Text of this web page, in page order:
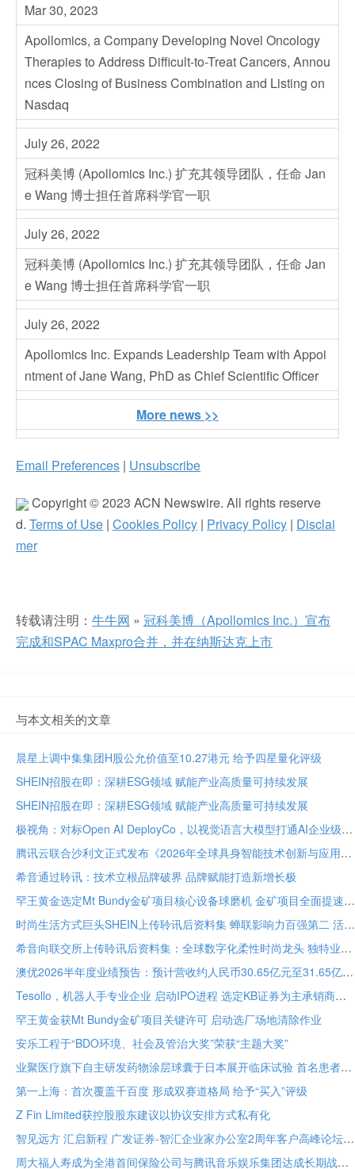
Mar 30, 2023
Apollomics, a Company Developing Novel Oncology
Therapies to Address Difficult-to-Treat Cancers, Annou
nces Closing of Business Combination and Listing on
Nasdaq
July 26, 2022
冠科美博 (Apollomics Inc.) 扩充其领导团队，任命 Jan
e Wang 博士担任首席科学官一职
July 26, 2022
冠科美博 (Apollomics Inc.) 扩充其领导团队，任命 Jan
e Wang 博士担任首席科学官一职
July 26, 2022
Apollomics Inc. Expands Leadership Team with Appoi
ntment of Jane Wang, PhD as Chief Scientific Officer
More news >>
Email Preferences | Unsubscribe
Copyright © 2023 ACN Newswire. All rights reserve
d. Terms of Use | Cookies Policy | Privacy Policy | Disclai
mer
转载请注明： 牛牛网 » 冠科美博（Apollomics Inc.）宣布
完成和SPAC Maxpro合并，并在纳斯达克上市
与本文相关的文章
晨星上调中集集团H股公允价值至10.27港元 给予四星量化评级
SHEIN招股在即：深耕ESG领域 赋能产业高质量可持续发展
SHEIN招股在即：深耕ESG领域 赋能产业高质量可持续发展
极视角：对标Open AI DeployCo，以视觉语言大模型打通AI企业级落地“最后一公里”
腾讯云联合沙利文正式发布《2026年全球具身智能技术创新与应用白皮书》
希音通过聆讯：技术立根品牌破界 品牌赋能打造新增长极
罕王黄金选定Mt Bundy金矿项目核心设备球磨机 金矿项目全面提速
时尚生活方式巨头SHEIN上传聆讯后资料集 蝉联影响力百强第二 活跃顾客达2.73亿
希音向联交所上传聆讯后资料集：全球数字化柔性时尚龙头 独特业务模式构筑坚固护城河
澳优2026半年度业绩预告：预计营收约人民币30.65亿元至31.65亿元 核心业务基础保持稳定
Tesollo，机器人手专业企业 启动IPO进程 选定KB证券为主承销商
罕王黄金获Mt Bundy金矿项目关键许可 启动选厂场地清除作业
安乐工程于“BDO环境、社会及管治大奖”荣获“主题大奖”
业聚医疗旗下自主研发药物涂层球囊于日本展开临床试验 首名患者已入组
第一上海：首次覆盖千百度 形成双赛道格局 给予“买入”评级
Z Fin Limited获控股股东建议以协议安排方式私有化
智见远方 汇启新程 广发证券-智汇企业家办公室2周年客户高峰论坛在穗举办
周大福人寿成为全港首间保险公司与腾讯音乐娱乐集团达成长期战略合作